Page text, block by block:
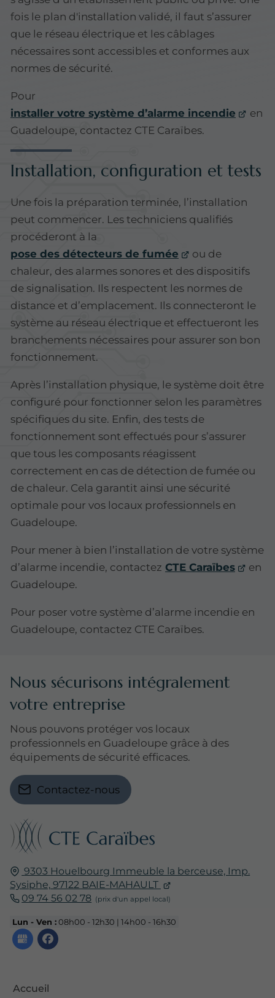
fois le plan d'installation validé, il faut s’assurer
que le réseau électrique et les câblages
nécessaires sont accessibles et conformes aux
normes de sécurité.
Pour
installer votre système d’alarme incendie
en
Guadeloupe, contactez CTE Caraïbes.
Installation, configuration et tests
Une fois la préparation terminée, l’installation
peut commencer. Les techniciens qualifiés
procéderont à la
pose des détecteurs de fumée
ou de
chaleur, des alarmes sonores et des dispositifs
de signalisation. Ils respectent les normes de
distance et d’emplacement. Ils connecteront le
système au réseau électrique et effectueront les
branchements nécessaires pour assurer son bon
fonctionnement.
Après l’installation physique, le système doit être
configuré pour fonctionner selon les paramètres
spécifiques du site. Enfin, des tests de
fonctionnement sont effectués pour s’assurer
que tous les composants réagissent
correctement en cas de détection de fumée ou
de chaleur. Cela garantit ainsi une sécurité
optimale pour vos locaux professionnels en
Guadeloupe.
Pour mener à bien l’installation de votre système
d’alarme incendie, contactez CTE Caraïbes
en
Guadeloupe.
Pour poser votre système d’alarme incendie en
Guadeloupe, contactez CTE Caraïbes.
9303 Houelbourg Immeuble la berceuse, Imp.
Sysiphe, 97122 BAIE-MAHAULT
09 74 56 02 78
Lun - Ven :08h00 - 12h30 | 14h00 - 16h30
Accueil
Nous sécurisons intégralement
votre entreprise
Nous pouvons protéger vos locaux
professionnels en Guadeloupe grâce à des
équipements de sécurité efficaces.
Contactez-nous